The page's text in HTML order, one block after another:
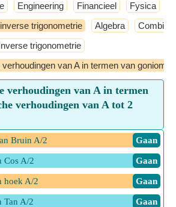
Engineering Financieel Fysica
trigonometrie Algebra
trigonometrie
van A in termen van
verhoudingen van A in termen
verhoudingen van A tot 2
Bruin A/2 ​ Gaan
Cos A/2 ​ Gaan
hoek A/2 ​ Gaan
Tan A/2 ​ Gaan